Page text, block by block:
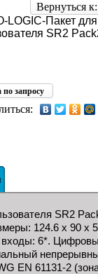
Вернуться
LOGIC-Пакет
SR2
по запросу
SR2
124.6 x 90 x
6*.
EN 61131-2